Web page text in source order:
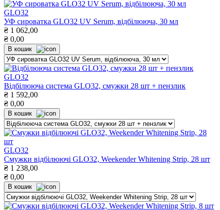
GLO32
УФ сироватка GLO32 UV Serum, відбілююча, 30 мл
₴ 1 062,00
₴ 0,00
В кошик
GLO32
Відбілююча система GLO32, смужки 28 шт + пензлик
₴ 1 592,00
₴ 0,00
В кошик
GLO32
Смужки відбілюючі GLO32, Weekender Whitening Strip, 28 шт
₴ 1 238,00
₴ 0,00
В кошик